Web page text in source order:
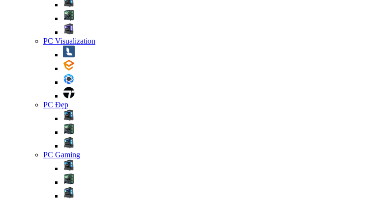
PC Visualization
PC Đẹp
PC Gaming